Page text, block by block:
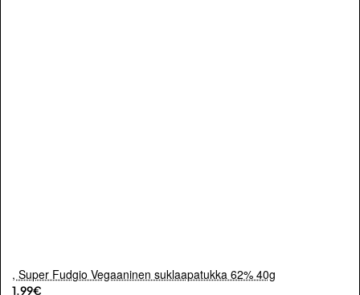
, Super Fudgio Vegaaninen suklaapatukka 62% 40g
1.99€